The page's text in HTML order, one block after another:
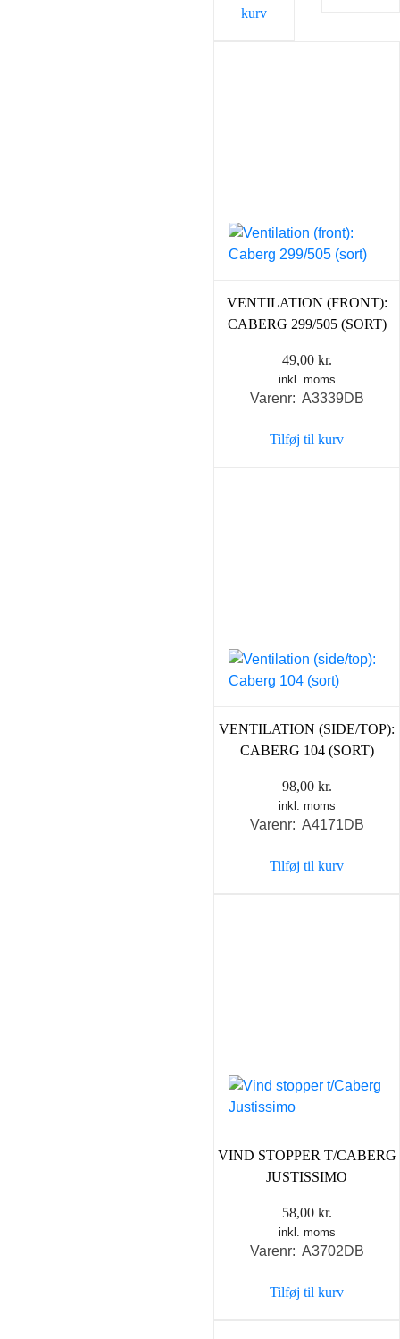
kurv
VENTILATION (FRONT):
CABERG 299/505 (SORT)
49,00 kr.
inkl. moms
Varenr: A3339DB
Tilføj til kurv
VENTILATION (SIDE/TOP):
CABERG 104 (SORT)
98,00 kr.
inkl. moms
Varenr: A4171DB
Tilføj til kurv
VIND STOPPER T/CABERG
JUSTISSIMO
58,00 kr.
inkl. moms
Varenr: A3702DB
Tilføj til kurv